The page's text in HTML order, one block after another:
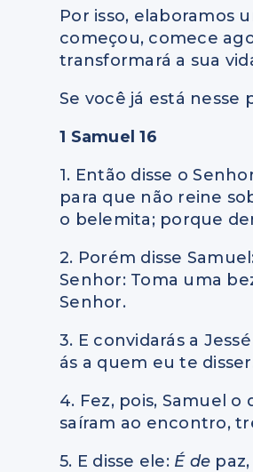
Por isso, elaboramos
começou, comece
transformará a sua
Se você já está
1 Samuel 16
1. Então disse o
para que não reine
o belemita; porque
2. Porém disse
Senhor: Toma uma
Senhor.
3. E convidarás a
ás a quem eu te
4. Fez, pois, Samuel
saíram ao encontro,
5. E disse ele: É de